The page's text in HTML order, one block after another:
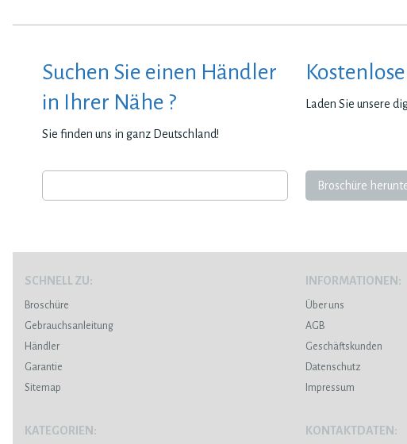
Suchen Sie einen Händler
in Ihrer Nähe ?
Sie finden uns in ganz Deutschland!
Laden Sie unsere
Broschüre
SCHNELL ZU:
Broschüre
Gebrauchsanleitung
Händler
Garantie
Sitemap
INFORMATIONEN:
Über uns
AGB
Geschäftskunden
Datenschutz
Impressum
KATEGORIEN: KONTAKTDATEN: